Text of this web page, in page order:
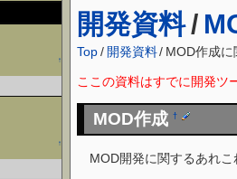
開発資料 /
Top / 開発資料/ MOD作成に
ここの資料はすでに開発ツ
MOD作成 †
MOD開発に関するあれこ
↑
↑